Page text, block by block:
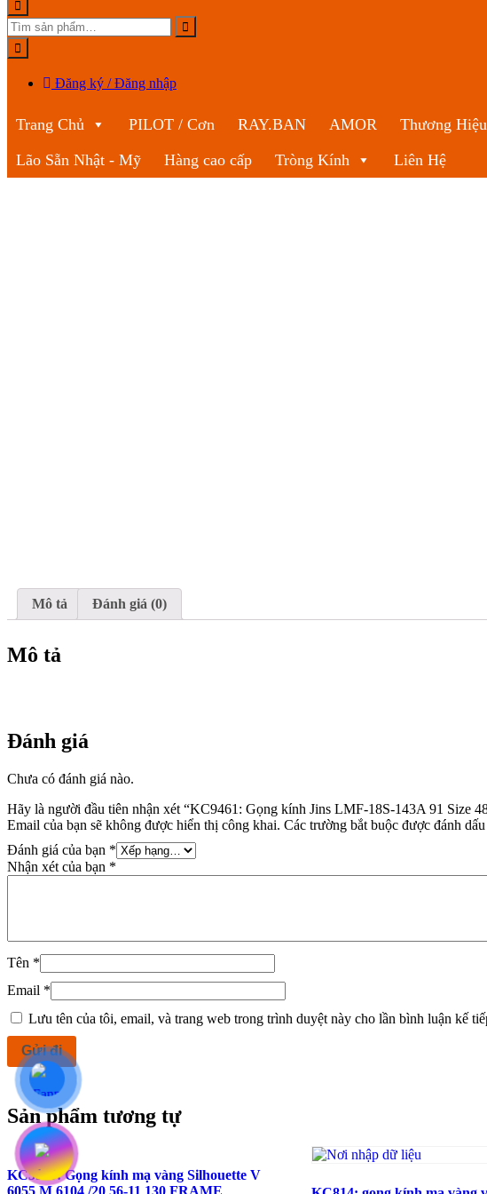
Đăng ký / Đăng nhập
Trang Chủ PILOT / Cơn RAY.BAN AMOR Thương
Lão Sẵn Nhật - Mỹ
Hàng cao cấp Tròng Kính Liên Hệ
Mô tả Đánh giá (0)
Mô tả
Đánh giá
Chưa có đánh giá nào.
Hãy là người đầu tiên nhận xét “KC9461: Gọng kính Jins LMF-18S-143A 91 Size
Email của bạn sẽ không được hiển thị công khai. Các trường bắt buộc được đánh dấu
Đánh giá của bạn *
Nhận xét của bạn *
Tên *
Email *
Lưu tên của tôi, email, và trang web trong trình duyệt này cho lần bình luận kế
Sản phẩm tương tự
KC5999: Gọng kính mạ vàng Silhouette V